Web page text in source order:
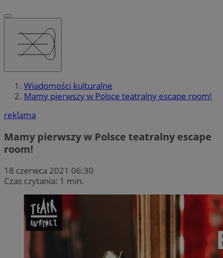
Wiadomości kulturalne
Mamy pierwszy w Polsce teatralny escape room!
reklama
Mamy pierwszy w Polsce teatralny escape
room!
18 czerwca 2021 06:30
Czas czytania: 1 min.